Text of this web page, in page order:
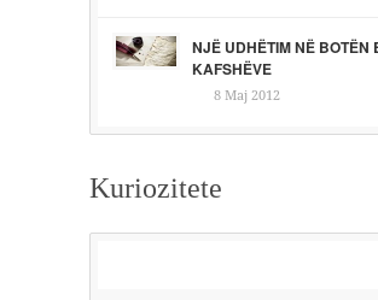
NJË UDHËTIM NË BOTËN
KAFSHËVE
8 Maj 2012
Kuriozitete